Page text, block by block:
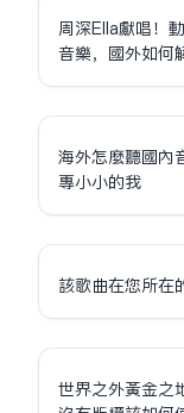
周深Ella獻唱！
音樂，國外如何
海外怎麼聽國內
專小小的我
該歌曲在您所在
世界之外黃金之